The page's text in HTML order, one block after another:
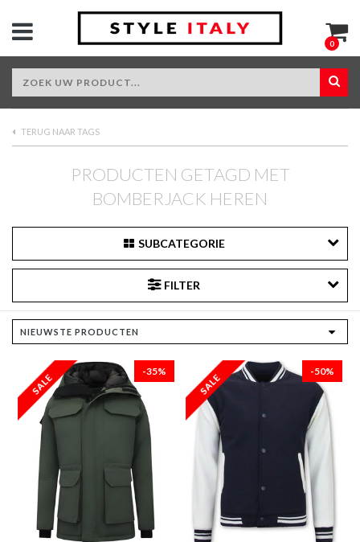
0
TERUG NAAR TAGS
PRODUCTEN GETAGD MET
BOMBERJACK HEREN
SUBCATEGORIE
FILTER
-35% -50%